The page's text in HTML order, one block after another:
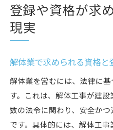
登録や資格が求
現実
解体業で求められる資格と
解体業を営むには、法律に
す。これは、解体工事が建
数の法令に関わり、安全か
です。具体的には、解体工